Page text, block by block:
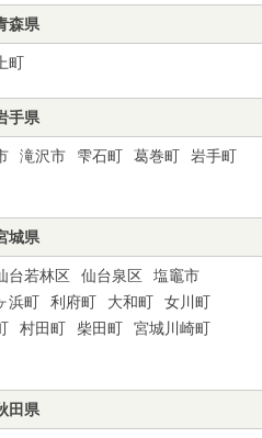
森県
町
手県
滝沢市 雫石町 葛巻町
岩手町
城県
台若林区 仙台泉区
塩竈市
浜町 利府町 大和町
女川町
村田町 柴田町
宮城川崎町
田県